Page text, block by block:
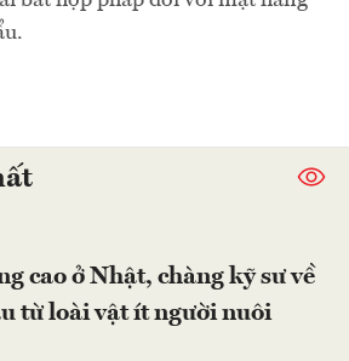
cao ở Nhật, chàng kỹ sư về
từ loài vật ít người nuôi